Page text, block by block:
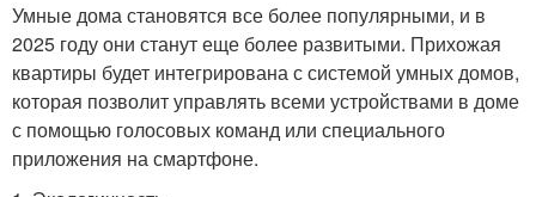
Умные дома становятся все более популярными, и в
2025 году они станут еще более развитыми. Прихожая
квартиры будет интегрирована с системой умных домов,
которая позволит управлять всеми устройствами в доме
с помощью голосовых команд или специального
приложения на смартфоне.